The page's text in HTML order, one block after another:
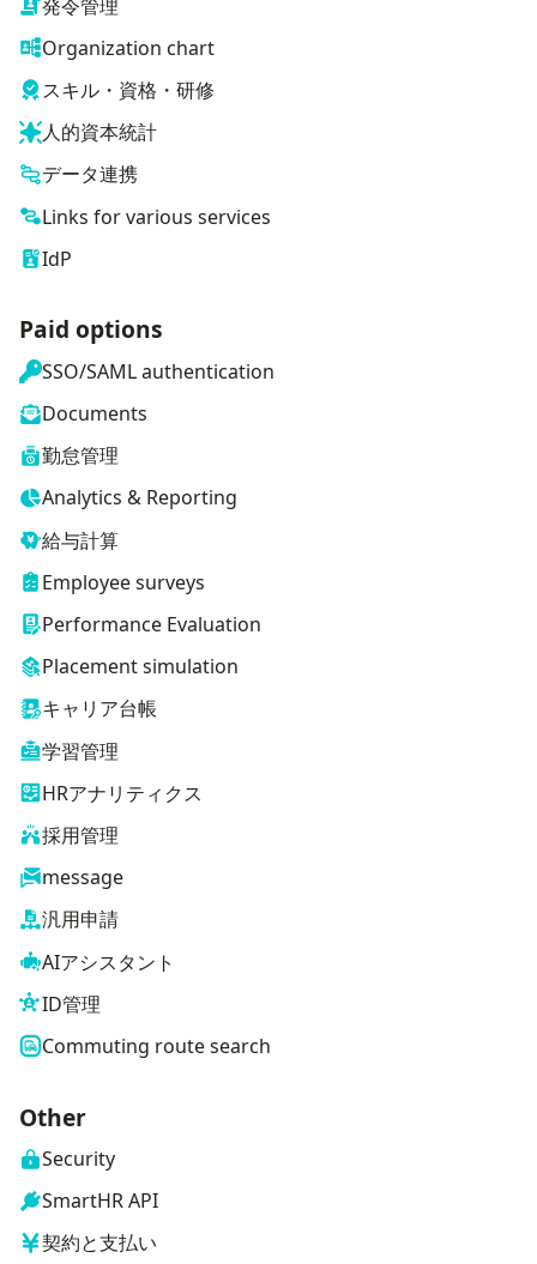
発令管理
Organization chart
スキル・資格・研修
人的資本統計
データ連携
Links for various services
IdP
Paid options
SSO/SAML authentication
Documents
勤怠管理
Analytics & Reporting
給与計算
Employee surveys
Performance Evaluation
Placement simulation
キャリア台帳
学習管理
HRアナリティクス
採用管理
message
汎用申請
AIアシスタント
ID管理
Commuting route search
Other
Security
SmartHR API
契約と支払い